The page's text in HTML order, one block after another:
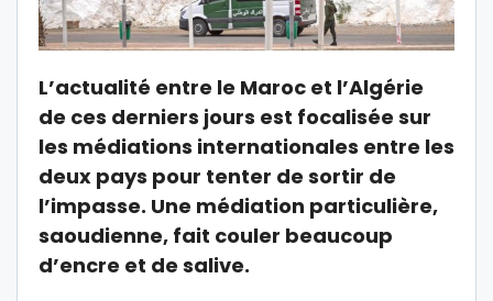
L’actualité entre le Maroc et l’Algérie
de ces derniers jours est focalisée sur
les médiations internationales entre les
deux pays pour tenter de sortir de
l’impasse. Une médiation particulière,
saoudienne, fait couler beaucoup
d’encre et de salive.